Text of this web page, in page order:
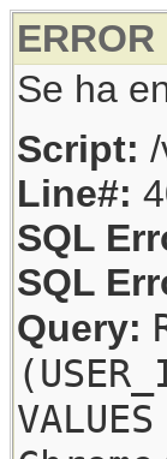
ERROR
Se ha
Script:
Line#:
SQL
SQL
Query: